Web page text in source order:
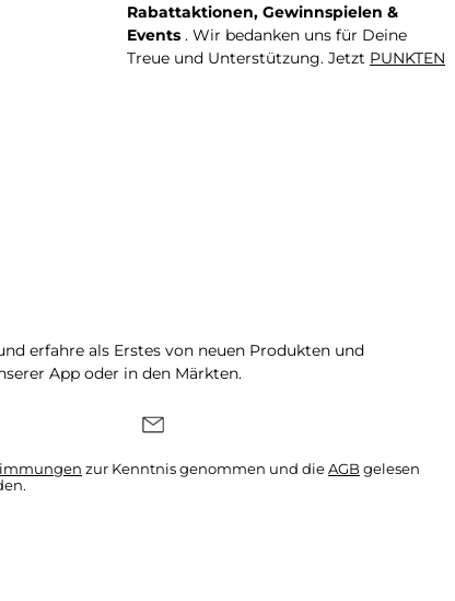
Rabattaktionen, Gewinnspielen &
Events . Wir bedanken uns für Deine
Treue und Unterstützung. Jetzt PUNKTEN
erfahre als Erstes von neuen Produkten und
App oder in den Märkten.
zur Kenntnis genommen und dieAGBgelesen